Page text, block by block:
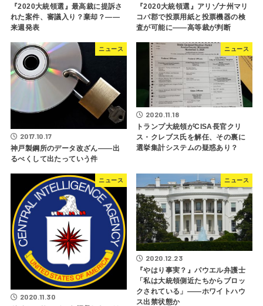
『2020大統領選』最高裁に提訴さ
れた案件、審議入り？棄却？――
来週発表
『2020大統領選』アリゾナ州マリ
コパ郡で投票用紙と投票機器の検
査が可能に――高等裁が判断
ニュース
2017.10.17
神戸製鋼所のデータ改ざん――出
るべくして出たっていう件
ニュース
2020.11.18
トランプ大統領がCISA長官クリ
ス・クレブス氏を解任、その裏に
選挙集計システムの疑惑あり？
ニュース
2020.11.30
ニュース
2020.12.23
『やはり事実？』パウエル弁護士
「私は大統領側近たちからブロッ
クされている」――ホワイトハウ
ス出禁状態か